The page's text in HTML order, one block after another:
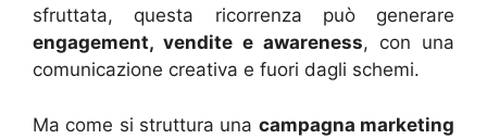
sfruttata, questa ricorrenza può generare
engagement, vendite e awareness, con una
comunicazione creativa e fuori dagli schemi.
Ma come si struttura una campagna marketing